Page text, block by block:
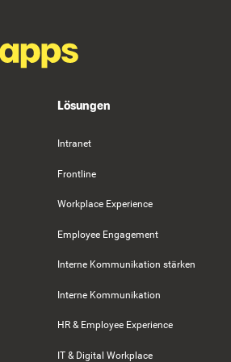
Lösungen
Intranet
Frontline
Workplace Experience
Employee Engagement
Interne Kommunikation stärken
Interne Kommunikation
HR & Employee Experience
IT & Digital Workplace